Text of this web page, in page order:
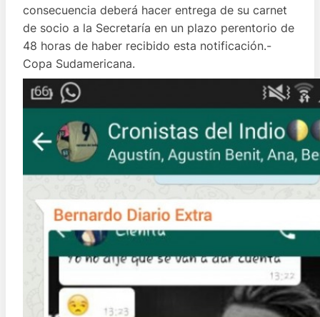
consecuencia deberá hacer entrega de su carnet
de socio a la Secretaría en un plazo perentorio de
48 horas de haber recibido esta notificación.-
Copa Sudamericana.